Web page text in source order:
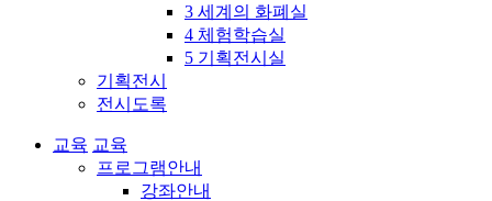
3 세계의 화폐실
4 체험학습실
5 기획전시실
기획전시
전시도록
교육 교육
프로그램안내
강좌안내